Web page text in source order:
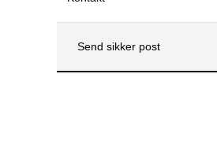
Send sikker post